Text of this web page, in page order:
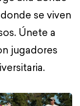
se viven
Únete a
jugadores